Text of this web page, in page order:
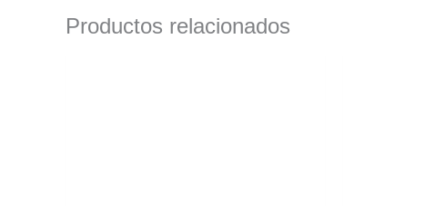
Productos relacionados